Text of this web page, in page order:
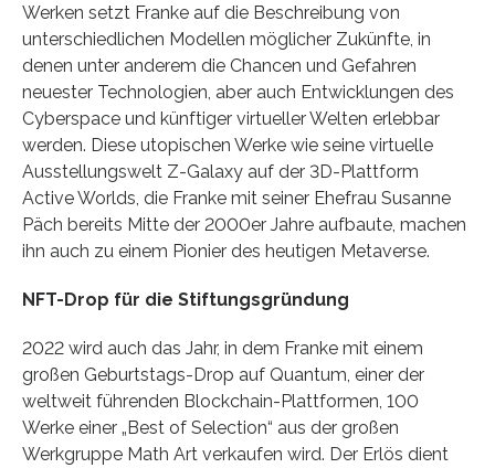
Werken setzt Franke auf die Beschreibung von
unterschiedlichen Modellen möglicher Zukünfte, in
denen unter anderem die Chancen und Gefahren
neuester Technologien, aber auch Entwicklungen des
Cyberspace und künftiger virtueller Welten erlebbar
werden. Diese utopischen Werke wie seine virtuelle
Ausstellungswelt Z-Galaxy auf der 3D-Plattform
Active Worlds, die Franke mit seiner Ehefrau Susanne
Päch bereits Mitte der 2000er Jahre aufbaute, machen
ihn auch zu einem Pionier des heutigen Metaverse.
NFT-Drop für die Stiftungsgründung
2022 wird auch das Jahr, in dem Franke mit einem
großen Geburtstags-Drop auf Quantum, einer der
weltweit führenden Blockchain-Plattformen, 100
Werke einer „Best of Selection“ aus der großen
Werkgruppe Math Art verkaufen wird. Der Erlös dient